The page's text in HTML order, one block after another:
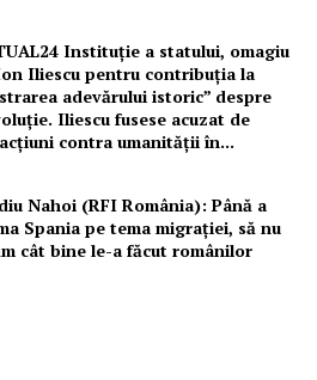
Instituție a statului, omagiu
Iliescu pentru contribuția la
adevărului istoric” despre
Iliescu fusese acuzat de
contra umanității în...
Nahoi (RFI România): Până a
Spania pe tema migrației, să nu
cât bine le-a făcut românilor